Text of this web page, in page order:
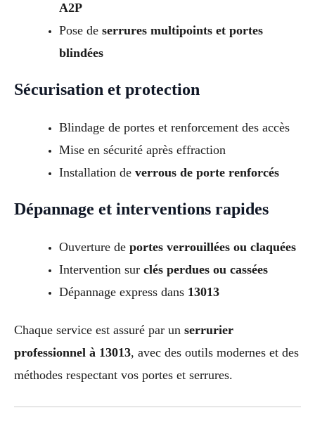
A2P
Pose de serrures multipoints et portes
blindées
Sécurisation et protection
Blindage de portes et renforcement des accès
Mise en sécurité après effraction
Installation de verrous de porte renforcés
Dépannage et interventions rapides
Ouverture de portes verrouillées ou claquées
Intervention sur clés perdues ou cassées
Dépannage express dans 13013
Chaque service est assuré par un serrurier
professionnel à 13013, avec des outils modernes et des
méthodes respectant vos portes et serrures.